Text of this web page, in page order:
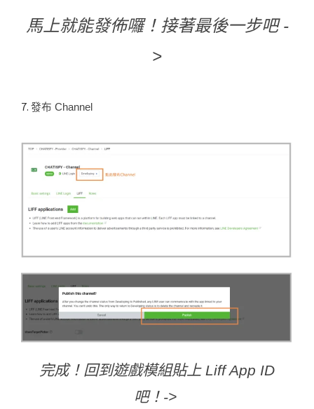
馬上就能發佈囉！接著最後一步吧 -
>
7. 發布 Channel
完成！回到遊戲模組貼上 Liff App ID
吧！->